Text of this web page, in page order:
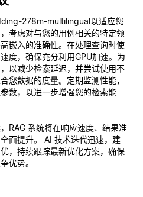
278m-multilingual以适应您
考虑对与您的用例相关的特定领
嵌入的准确性。在处理查询时使
度，确保充分利用GPU加速。为
以减少检索延迟，并尝试使用不
您数据的度量。定期监测性能，
数，以进一步增强您的检索能
RAG 系统将在响应速度、结果准
面提升。 AI 技术迭代迅速，建
，持续跟踪最新优化方案，确保
优势。